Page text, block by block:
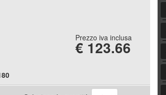
Prezzo iva inclusa
€ 123.66